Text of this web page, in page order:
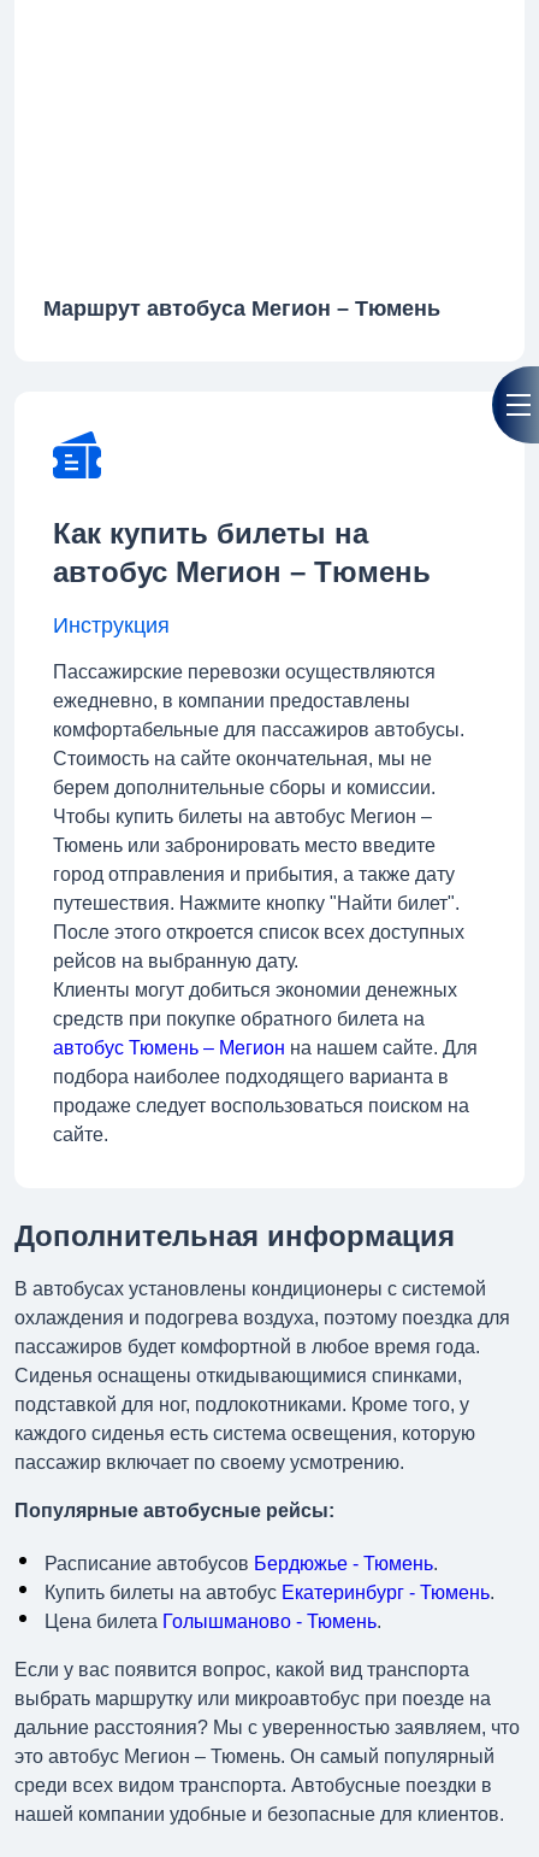
Маршрут автобуса Мегион – Тюмень
Как купить билеты на
автобус Мегион – Тюмень
Инструкция
Пассажирские перевозки осуществляются
ежедневно, в компании предоставлены
комфортабельные для пассажиров автобусы.
Стоимость на сайте окончательная, мы не
берем дополнительные сборы и комиссии.
Чтобы купить билеты на автобус Мегион –
Тюмень или забронировать место введите
город отправления и прибытия, а также дату
путешествия. Нажмите кнопку "Найти билет".
После этого откроется список всех доступных
рейсов на выбранную дату.
Клиенты могут добиться экономии денежных
средств при покупке обратного билета на
автобус Тюмень – Мегион на нашем сайте. Для
подбора наиболее подходящего варианта в
продаже следует воспользоваться поиском на
сайте.
Дополнительная информация
В автобусах установлены кондиционеры с системой
охлаждения и подогрева воздуха, поэтому поездка для
пассажиров будет комфортной в любое время года.
Сиденья оснащены откидывающимися спинками,
подставкой для ног, подлокотниками. Кроме того, у
каждого сиденья есть система освещения, которую
пассажир включает по своему усмотрению.
Популярные автобусные рейсы:
Расписание автобусов Бердюжье - Тюмень.
Купить билеты на автобус Екатеринбург - Тюмень.
Цена билета Голышманово - Тюмень.
Если у вас появится вопрос, какой вид транспорта
выбрать маршрутку или микроавтобус при поезде на
дальние расстояния? Мы с уверенностью заявляем, что
это автобус Мегион – Тюмень. Он самый популярный
среди всех видом транспорта. Автобусные поездки в
нашей компании удобные и безопасные для клиентов.